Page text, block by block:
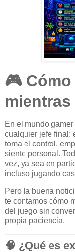
🎮
mientras
En el mundo
cualquier jefe final:
toma el control,
siente personal.
vez, ya sea en
incluso jugando
Pero la buena
te contamos cómo
del juego sin
propia paciencia.
🧠 ¿Qué es